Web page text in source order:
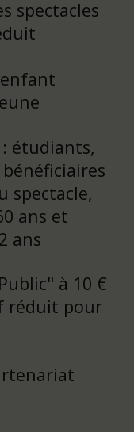
spectacles
étudiants,
spectacle,
ans et
ans
à 10 €
réduit pour